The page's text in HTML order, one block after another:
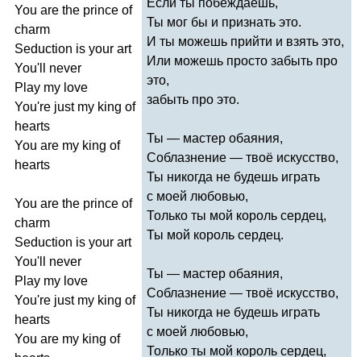
You are the prince of
charm
Seduction is your art
You'll
never
Play my love
You're just my king of
hearts
You are my king of
hearts
You are the prince of
charm
Seduction is your art
You'll
never
Play my love
You're just my king of
hearts
You are my king of
Если ты побеждаешь,
Ты мог бы и признать это.
И ты можешь прийти и взять это,
Или можешь просто забыть про
это,
забыть про это.
Ты — мастер обаяния,
Соблазнение — твоё искусство,
Ты никогда не будешь играть
с моей любовью,
Только ты мой король сердец,
Ты мой король сердец.
Ты — мастер обаяния,
Соблазнение — твоё искусство,
Ты никогда не будешь играть
с моей любовью,
Только ты мой король сердец,